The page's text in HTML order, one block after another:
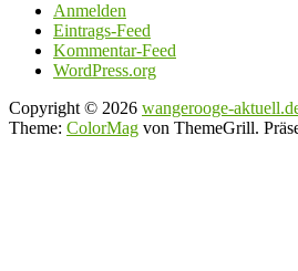
Anmelden
Eintrags-Feed
Kommentar-Feed
WordPress.org
Copyright © 2026 wangerooge-
Theme: ColorMag von ThemeGrill.